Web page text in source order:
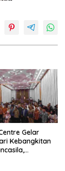
Gelar
Kebangkitan